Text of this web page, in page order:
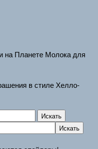
на Планете Молока для
в стиле Хелло-